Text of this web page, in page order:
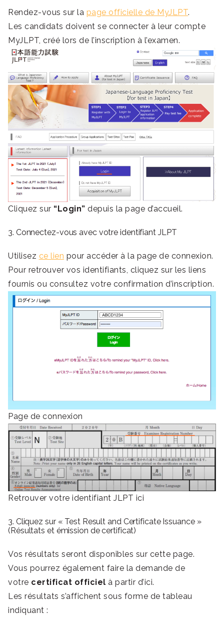
Rendez-vous sur la page officielle de MyJLPT.
Les candidats doivent se connecter à leur compte
MyJLPT, créé lors de l’inscription à l’examen.
Cliquez sur “Login” depuis la page d’accueil.
3. Connectez-vous avec votre identifiant JLPT
Utilisez ce lien pour accéder à la page de connexion.
Pour retrouver vos identifiants, cliquez sur les liens
fournis ou consultez votre confirmation d’inscription.
Page de connexion
Retrouver votre identifiant JLPT ici
3. Cliquez sur « Test Result and Certificate Issuance »
(Résultats et émission de certificat)
Vos résultats seront disponibles sur cette page.
Vous pourrez également faire la demande de
votre certificat officiel à partir d’ici.
Les résultats s’affichent sous forme de tableau
indiquant :